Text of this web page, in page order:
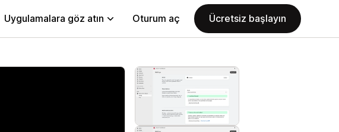
Uygulamalara göz atın Oturum aç Ücretsiz başlayın